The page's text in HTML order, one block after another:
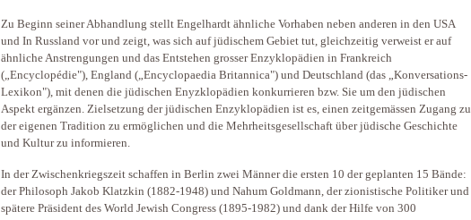
Zu Beginn seiner Abhandlung stellt Engelhardt ähnliche Vorhaben neben anderen in den USA
und In Russland vor und zeigt, was sich auf jüdischem Gebiet tut, gleichzeitig verweist er auf
ähnliche Anstrengungen und das Entstehen grosser Enzyklopädien in Frankreich
(„Encyclopédie"), England („Encyclopaedia Britannica") und Deutschland (das „Konversations-
Lexikon"), mit denen die jüdischen Enyzklopädien konkurrieren bzw. Sie um den jüdischen
Aspekt ergänzen. Zielsetzung der jüdischen Enzyklopädien ist es, einen zeitgemässen Zugang zu
der eigenen Tradition zu ermöglichen und die Mehrheitsgesellschaft über jüdische Geschichte
und Kultur zu informieren.
In der Zwischenkriegszeit schaffen in Berlin zwei Männer die ersten 10 der geplanten 15 Bände:
der Philosoph Jakob Klatzkin (1882-1948) und Nahum Goldmann, der zionistische Politiker und
spätere Präsident des World Jewish Congress (1895-1982) und dank der Hilfe von 300